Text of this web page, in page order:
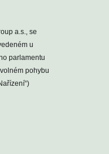
a.s., se
u
parlamentu
pohybu